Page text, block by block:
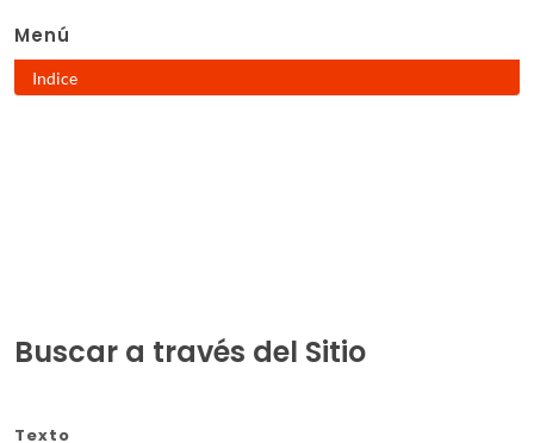
Menú
Indice
Buscar a través del Sitio
Texto